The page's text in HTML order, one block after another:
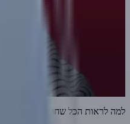
למה לראות הכל שחור?